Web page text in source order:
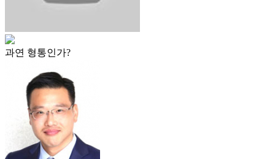
과연 형통인가?